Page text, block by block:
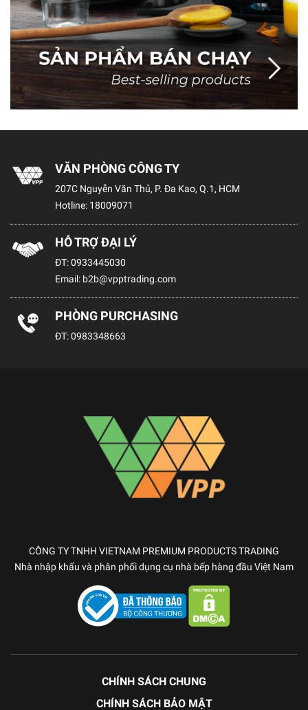
VĂN PHÒNG CÔNG TY
207C Nguyễn Văn Thủ, P. Đa Kao, Q.1, HCM
Hotline: 18009071
HỖ TRỢ ĐẠI LÝ
ĐT:0933445030
Email: b2b@vpptrading.com
PHÒNG PURCHASING
ĐT:0983348663
CÔNG TY TNHH VIETNAM PREMIUM PRODUCTS TRADING
Nhà nhập khẩu và phân phối dụng cụ nhà bếp hàng đầu Việt Nam
CHÍNH SÁCH CHUNG
CHÍNH SÁCH BẢO MẬT